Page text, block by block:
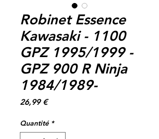
Robinet Essence
Kawasaki - 1100
GPZ 1995/1999 -
GPZ 900 R Ninja
1984/1989-
26,99 €Prix
Quantité *